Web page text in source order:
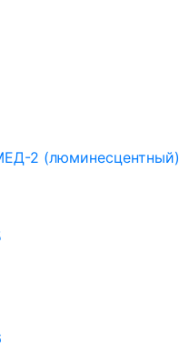
2 (люминесцентный)